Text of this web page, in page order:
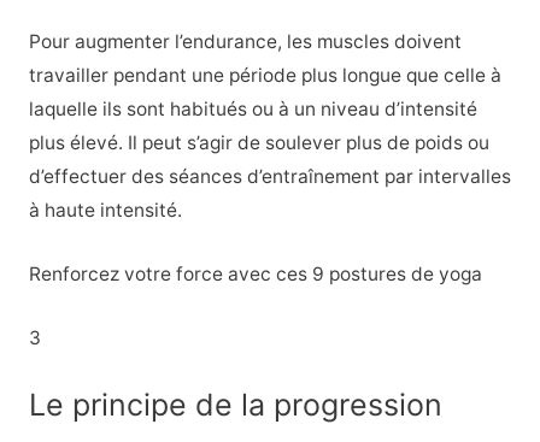
Pour augmenter l’endurance, les muscles doivent
travailler pendant une période plus longue que celle à
laquelle ils sont habitués ou à un niveau d’intensité
plus élevé. Il peut s’agir de soulever plus de poids ou
d’effectuer des séances d’entraînement par intervalles
à haute intensité.
Renforcez votre force avec ces 9 postures de yoga
3
Le principe de la progression